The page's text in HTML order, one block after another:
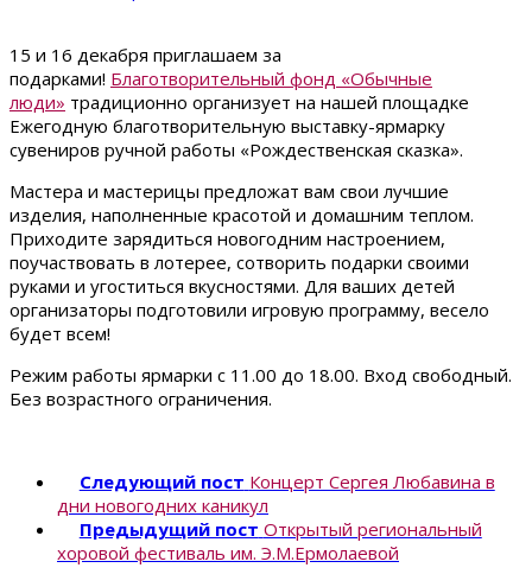
15 и 16 декабря приглашаем за
подарками! Благотворительный фонд «Обычные
люди» традиционно организует на нашей площадке
Ежегодную благотворительную выставку-ярмарку
сувениров ручной работы «Рождественская сказка».
Мастера и мастерицы предложат вам свои лучшие
изделия, наполненные красотой и домашним теплом.
Приходите зарядиться новогодним настроением,
поучаствовать в лотерее, сотворить подарки своими
руками и угоститься вкусностями. Для ваших детей
организаторы подготовили игровую программу, весело
будет всем!
Режим работы ярмарки с 11.00 до 18.00. Вход свободный.
Без возрастного ограничения.
Следующий пост Концерт Сергея Любавина в
дни новогодних каникул
Предыдущий пост Открытый региональный
хоровой фестиваль им. Э.М.Ермолаевой